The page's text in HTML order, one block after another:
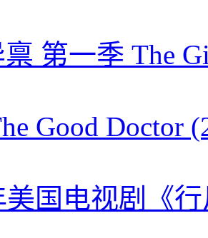
第一季 The
Good Doctor
美国电视剧《